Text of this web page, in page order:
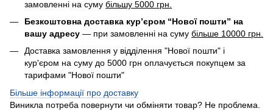
замовленні на суму більшу 5000 грн.
Безкоштовна доставка кур’єром “Нової пошти” на
вашу адресу — при замовленні на суму більше 10000 грн.
Доставка замовлення у відділення "Нової пошти" і
кур'єром на суму до 5000 грн оплачується покупцем за
тарифами "Нової пошти"
Більше інформації про доставку
Виникла потреба повернути чи обміняти товар? Не проблема.